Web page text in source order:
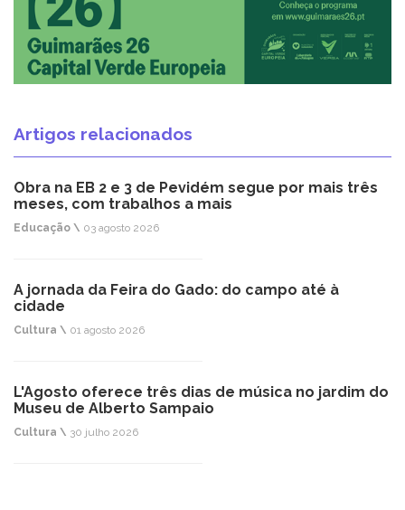
Artigos relacionados
Obra na EB 2 e 3 de Pevidém segue por mais três
meses, com trabalhos a mais
Educação \ 03 agosto 2026
A jornada da Feira do Gado: do campo até à
cidade
Cultura \ 01 agosto 2026
L'Agosto oferece três dias de música no jardim do
Museu de Alberto Sampaio
Cultura \ 30 julho 2026